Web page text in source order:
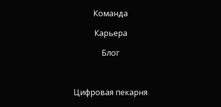
Цифровая пекарня
Команда
Блог
Карьера